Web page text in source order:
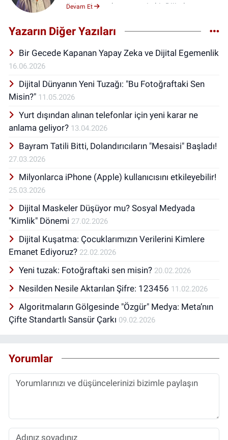
üniversiteye devam etmiş bir Dijital
İletişim Fakültesi mezunu olan Özcan,
tamamlamıştır. Profesyonel kariyerine
kampanyasında başlayan Özcan, kamu ve
özel sektörde dijital pazarlama ve sosyal
Özcan, çeşitli kurumlara sosyal medya
okuryazarlığı ve kadın girişimciler için dijital
pazarlama eğitimleri vermiştir.
Devam Et
Yazarın Diğer Yazıları
Bir Gecede Kapanan Yapay Zeka ve Dijital Egemenlik
16.06.2026
Dijital Dünyanın Yeni Tuzağı: "Bu Fotoğraftaki Sen
Misin?" 11.05.2026
Yurt dışından alınan telefonlar için yeni karar ne
anlama geliyor? 13.04.2026
Bayram Tatili Bitti, Dolandırıcıların "Mesaisi" Başladı!
27.03.2026
Milyonlarca iPhone (Apple) kullanıcısını etkileyebilir!
25.03.2026
Dijital Maskeler Düşüyor mu? Sosyal Medyada
"Kimlik" Dönemi 27.02.2026
Dijital Kuşatma: Çocuklarımızın Verilerini Kimlere
Emanet Ediyoruz? 22.02.2026
Yeni tuzak: Fotoğraftaki sen misin? 20.02.2026
Nesilden Nesile Aktarılan Şifre: 123456 11.02.2026
Algoritmaların Gölgesinde "Özgür" Medya: Meta’nın
Çifte Standartlı Sansür Çarkı 09.02.2026
Yorumlar